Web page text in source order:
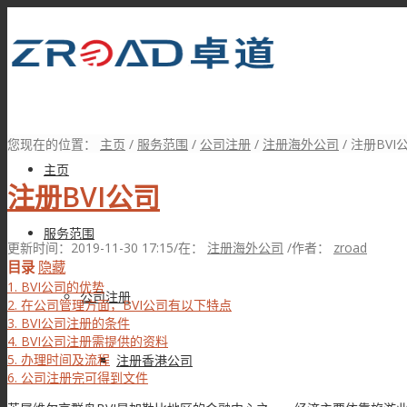
主页
服务范围
公司注册
注册香港公司
您现在的位置： 主页 / 服务范围 / 公司注册 / 注册海外公司 / 注册BVI
注册BVI公司
更新时间：2019-11-30 17:15/在： 注册海外公司 /作者： zroad
目录 隐藏
1. BVI公司的优势
2. 在公司管理方面，BVI公司有以下特点
3. BVI公司注册的条件
4. BVI公司注册需提供的资料
5. 办理时间及流程
6. 公司注册完可得到文件